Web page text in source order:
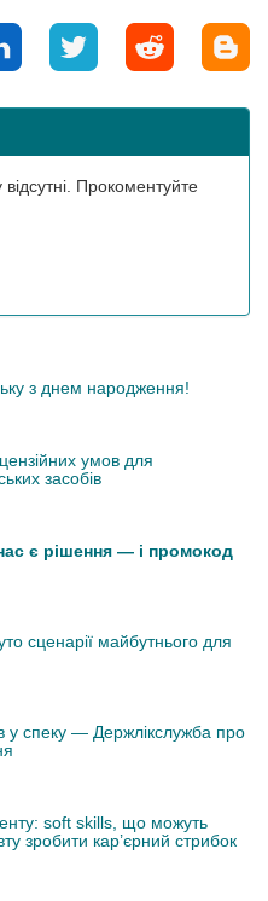
Прокоментуйте
з днем народження!
умов для
засобів
є рішення — і промокод
сценарії майбутнього для
у спеку — Держлікслужба про
soft skills, що можуть
зробити кар’єрний стрибок